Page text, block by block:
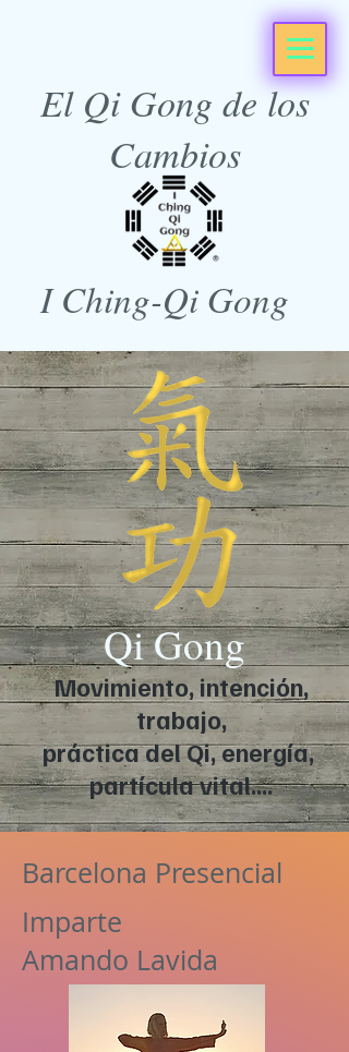
El Qi Gong de los
Cambios
I Ching-Qi Gong
Qi Gong
Movimiento, intención,
trabajo,
práctica del Qi, energía,
partícula vital....
Barcelona Presencial
Imparte
Amando Lavida